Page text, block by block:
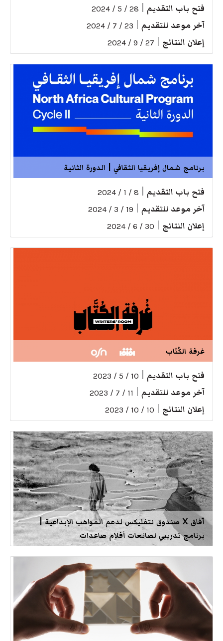
فتح باب التقديم 28 / 5 / 2024
آخر موعد للتقديم 23 / 7 / 2024
إعلان النتائج 27 / 9 / 2024
برنامج شمال إفريقيا الثقافي | الدورة الثانية
فتح باب التقديم 8 / 1 / 2024
آخر موعد للتقديم 19 / 3 / 2024
إعلان النتائج 30 / 6 / 2024
غرفة الكُتّاب
فتح باب التقديم 10 / 5 / 2023
آخر موعد للتقديم 11 / 7 / 2023
إعلان النتائج 10 / 10 / 2023
آفاق X صندوق نتفليكس لدعم المواهب الإبداعية |
برنامج تدريبي لصانعات أفلام صاعدات